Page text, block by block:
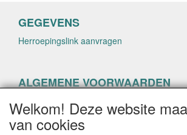
GEGEVENS
Herroepingslink aanvragen
ALGEMENE VOORWAARDEN
Herroepingslink aanvragen
Welkom! Deze website
van cookies